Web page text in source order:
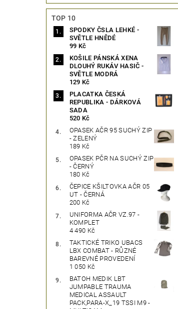
TOP 10
SPODKY ČSLA LEHKÉ -
SVĚTLE HNĚDÉ
99 Kč
KOŠILE PÁNSKÁ XENA
DLOUHÝ RUKÁV HASIČ -
SVĚTLE MODRÁ
129 Kč
PLACATKA ČESKÁ
REPUBLIKA - DÁRKOVÁ
SADA
520 Kč
OPASEK AČR 95 SUCHÝ ZIP
- ZELENÝ
189 Kč
OPASEK PČR NA SUCHÝ ZIP
- ČERNÝ
180 Kč
ČEPICE KŠILTOVKA AČR 05
UT - ČERNÁ
200 Kč
UNIFORMA AČR VZ.97 -
KOMPLET
4 490 Kč
TAKTICKÉ TRIKO UBACS
LBX COMBAT - RŮZNÉ
BAREVNÉ PROVEDENÍ
1 050 Kč
BATOH MEDIK LBT
JUMPABLE TRAUMA
MEDICAL ASSAULT
PACK,PARA-X_19 TSSI M9 -